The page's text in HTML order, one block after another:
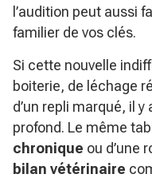
l’audition peut aussi
familier de vos clés.
Si cette nouvelle
boiterie, de léchage
d’un repli marqué, il
profond. Le même
chronique ou d’une
bilan vétérinaire